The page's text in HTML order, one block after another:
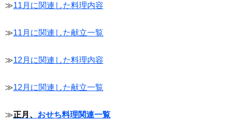
≫11月に関連した料理内容
≫11月に関連した献立一覧
≫12月に関連した料理内容
≫12月に関連した献立一覧
≫正月、 おせち料理関連一覧